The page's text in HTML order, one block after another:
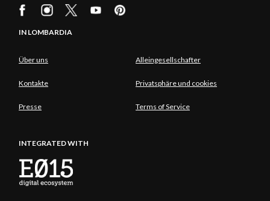
IN LOMBARDIA
Über uns Alleingesellschafter
Kontakte Privatsphäre und cookies
Presse Terms of Service
INTEGRATED WITH